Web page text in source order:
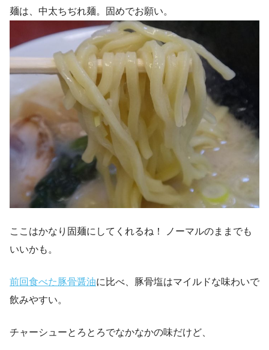
麺は、中太ちぢれ麺。固めでお願い。
ここはかなり固麺にしてくれるね！ ノーマルのままでも
いいかも。
前回食べた豚骨醤油に比べ、豚骨塩はマイルドな味わいで
飲みやすい。
チャーシューとろとろでなかなかの味だけど、